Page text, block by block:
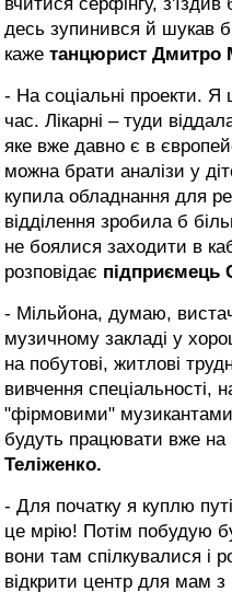
десь зупинився й шукав
каже танцюрист Дмитро
- На соціальні проекти.
час. Лікарні – туди
яке вже давно є в
можна брати аналізи у
купила обладнання для
відділення зробила б
не боялися заходити в
розповідає підприємець
- Мільйона, думаю,
музичному закладі у
на побутові, житлові
вивчення спеціальності,
"фірмовими"
будуть працювати вже
Теліженко.
- Для початку я куплю
це мрію! Потім побудую
вони там спілкувалися і
відкрити центр для мам